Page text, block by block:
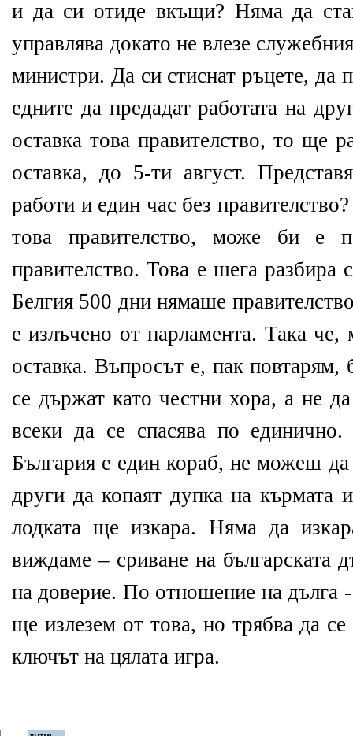
и да си отиде вкъщи? Няма да
управлява докато не влезе
министри. Да си стиснат ръцете, да
едните да предадат работата на
оставка това правителство, то ще
оставка, до 5-ти август.
работи и един час без
това правителство, може би е
правителство. Това е шега
Белгия 500 дни нямаше
е излъчено от парламента. Така
оставка. Въпросът е, пак повтарям,
се държат като честни хора, а не
всеки да се спасява по
България е един кораб, не можеш
други да копаят дупка на кърмата
лодката ще изкара. Няма да
виждаме – сриване на българската
на доверие. По отношение на дълга
ще излезем от това, но трябва да
ключът на цялата игра.